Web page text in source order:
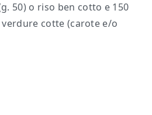
50) o riso ben cotto e 150
cotte (carote e/o